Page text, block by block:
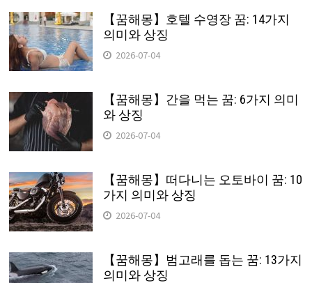
【꿈해몽】호텔 수영장 꿈: 14가지
의미와 상징
2026-07-04
【꿈해몽】간을 먹는 꿈: 6가지 의미
와 상징
2026-07-04
【꿈해몽】떠다니는 오토바이 꿈: 10
가지 의미와 상징
2026-07-04
【꿈해몽】범고래를 돕는 꿈: 13가지
의미와 상징